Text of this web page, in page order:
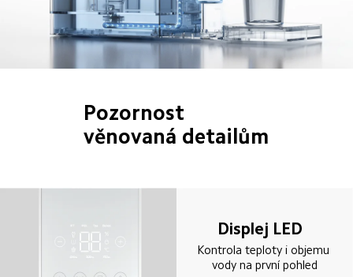
Pozornost
věnovaná detailům
Displej LED
Kontrola teploty i objemu
vody na první pohled